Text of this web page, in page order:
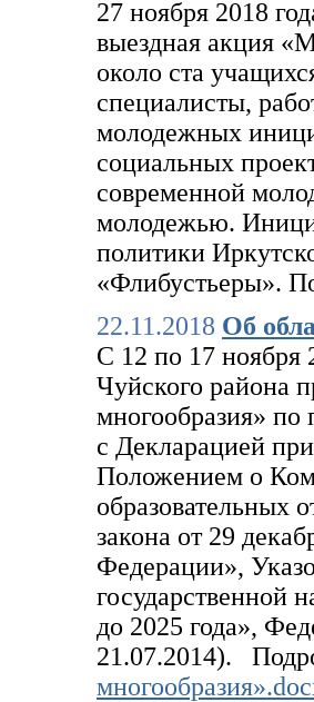
27 ноября 2018
выездная акция
около ста
специалисты,
молодежных
социальных
современной
молодежью.
политики
«Флибустьеры».
22.11.2018 Об
С 12 по 17 ноября
Чуйского района
многообразия» по
с Декларацией
Положением о
образовательных
закона от 29
Федерации»,
государственной
до 2025 года»,
21.07.2014).